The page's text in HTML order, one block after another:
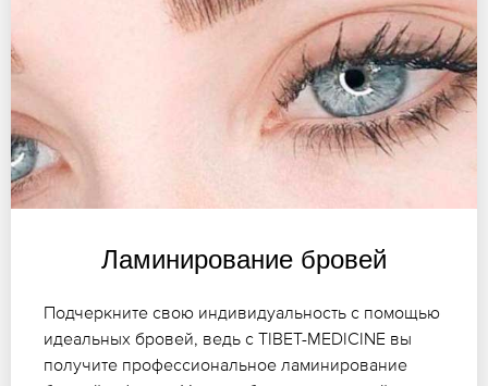
Ламинирование бровей
Подчеркните свою индивидуальность с помощью
идеальных бровей, ведь с TIBET-MEDICINE вы
получите профессиональное ламинирование